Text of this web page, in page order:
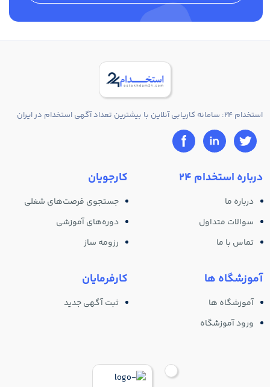
استخدام 24: سامانه کاریابی آنلاین با بیشترین تعداد آگهی استخدام در ایران
درباره استخدام 24
درباره ما
سوالات متداول
تماس با ما
آموزشگاه ها
آموزشگاه ها
ورود آموزشگاه
کارجویان
جستجوی فرصت‌های شغلی
دوره‌های آموزشی
رزومه ساز
کارفرمایان
ثبت آگهی جدید